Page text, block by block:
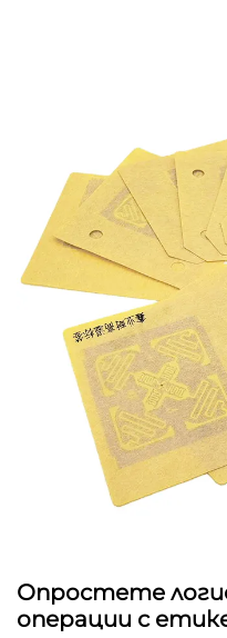
Опростете
операции с